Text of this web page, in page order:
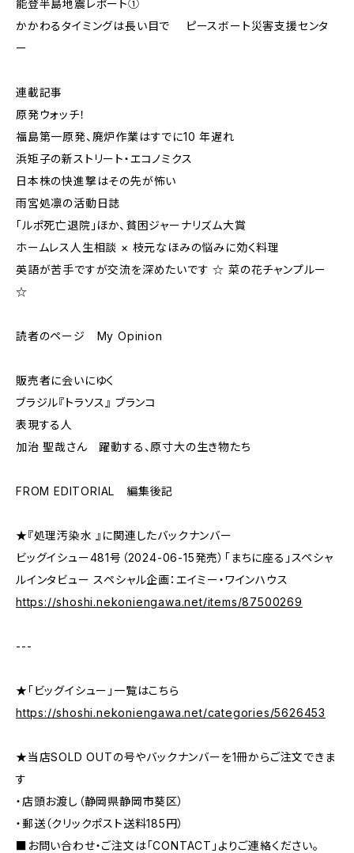
能登半島地震レポート①
かかわるタイミングは長い目で ピースボート災害支援センタ
ー
連載記事
原発ウォッチ！
福島第一原発、廃炉作業はすでに10 年遅れ
浜矩子の新ストリート・エコノミクス
日本株の快進撃はその先が怖い
雨宮処凛の活動日誌
「ルポ死亡退院」ほか、貧困ジャーナリズム大賞
ホームレス人生相談 × 枝元なほみの悩みに効く料理
英語が苦手ですが交流を深めたいです ☆ 菜の花チャンプルー
☆
読者のページ My Opinion
販売者に会いにゆく
ブラジル『トラソス』 ブランコ
表現する人
加治 聖哉さん 躍動する、原寸大の生き物たち
FROM EDITORIAL 編集後記
★『処理汚染水 』に関連したバックナンバー
ビッグイシュー481号（2024-06-15発売）「まちに座る」スペシャ
ルインタビュー スペシャル企画：エイミー・ワインハウス
https://shoshi.nekoniengawa.net/items/87500269
---
★「ビッグイシュー」一覧はこちら
https://shoshi.nekoniengawa.net/categories/5626453
★当店SOLD OUTの号やバックナンバーを1冊からご注文できま
す
・店頭お渡し（静岡県静岡市葵区）
・郵送（クリックポスト送料185円）
■お問い合わせ・ご注文は「CONTACT」よりご連絡ください。